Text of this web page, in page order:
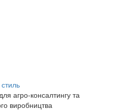
агро-консалтингу та
виробництва